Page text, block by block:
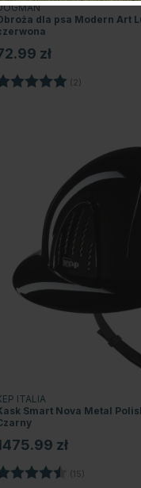
dla psa Modern Art
zł
(2)
ITALIA
Smart Nova Metal
zł
(15)